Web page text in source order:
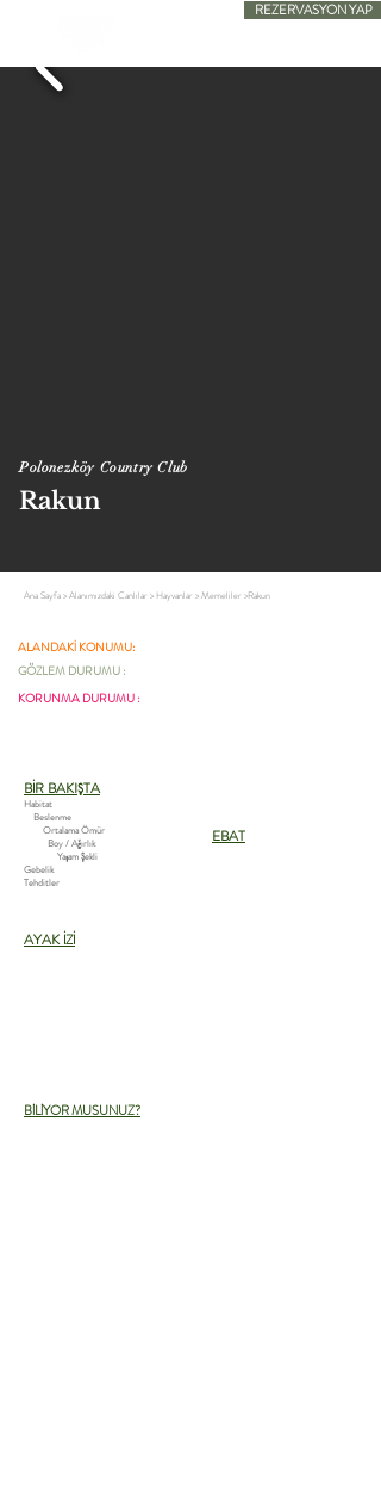
REZERVASYON YAP
Polonezköy Country Club
Rakun
Ana Sayfa>Alanımızdaki Canlılar > Hayvanlar >Memeliler >Rakun
ALANDAKİ KONUMU:
GÖZLEM DURUMU :
KORUNMA DURUMU :
BİR BAKIŞTA
EBAT
Habitat
Beslenme
Ortalama Ömür
Boy / Ağırlık
Yaşam Şekli
Gebelik
Tehditler
AYAK İZİ
BİLİYOR MUSUNUZ?